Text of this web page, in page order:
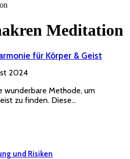
Meditation
für Körper & Geist
2024
wunderbare Methode, um
zu finden. Diese…
und Risiken